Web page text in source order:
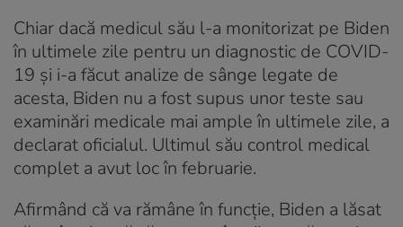
Chiar dacă medicul său l-a monitorizat pe Biden
în ultimele zile pentru un diagnostic de COVID-
19 şi i-a făcut analize de sânge legate de
acesta, Biden nu a fost supus unor teste sau
examinări medicale mai ample în ultimele zile, a
declarat oficialul. Ultimul său control medical
complet a avut loc în februarie.
Afirmând că va rămâne în funcţie, Biden a lăsat